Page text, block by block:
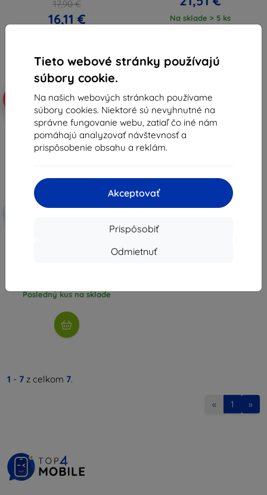
Tieto webové stránky používajú
súbory cookie.
Na našich webových stránkach používame
súbory cookies. Niektoré sú nevyhnutné na
správne fungovanie webu, zatiaľ čo iné nám
pomáhajú analyzovať návštevnosť a
prispôsobenie obsahu a reklám.
Akceptovať
Prispôsobiť
Odmietnuť
17,90 €
16,11 € Na sklade > 5 ks
Zľava s
3mk FlexibleGlass hybridné
Posledný kus na sklade
1 - 7 z celkom 7.
« 1 »